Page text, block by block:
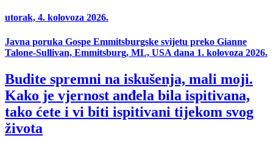
utorak, 4. kolovoza 2026.
Javna poruka Gospe Emmitsburgske svijetu preko Gianne
Talone-Sullivan, Emmitsburg, ML, USA dana 1. kolovoza 2026.
Budite spremni na iskušenja, mali moji.
Kako je vjernost anđela bila ispitivana,
tako ćete i vi biti ispitivani tijekom svog
života